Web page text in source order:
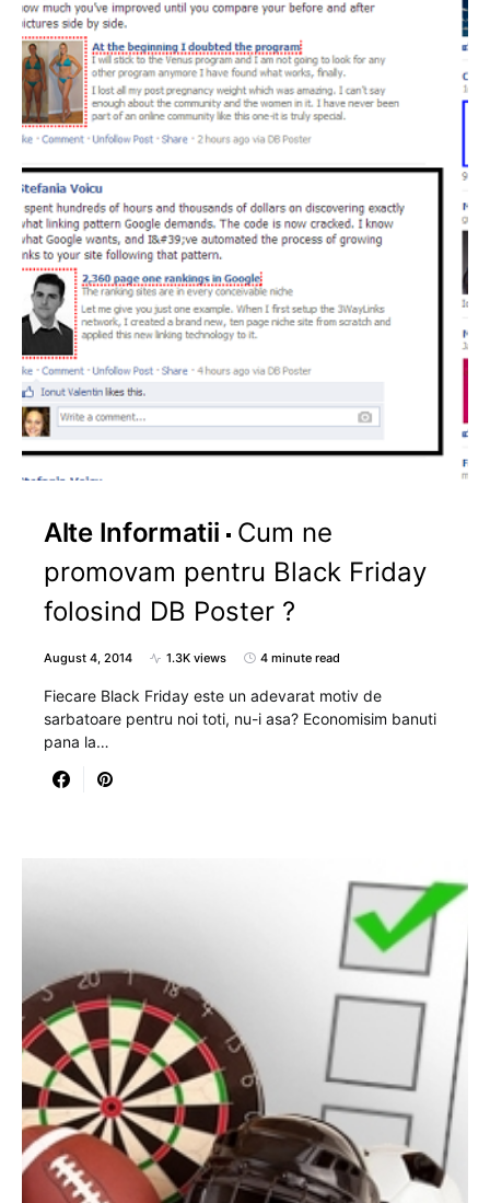
Alte Informatii
Cum ne
promovam pentru Black Friday
folosind DB Poster ?
August 4, 2014 1.3K views 4 minute read
Fiecare Black Friday este un adevarat motiv de
sarbatoare pentru noi toti, nu-i asa? Economisim banuti
pana la…